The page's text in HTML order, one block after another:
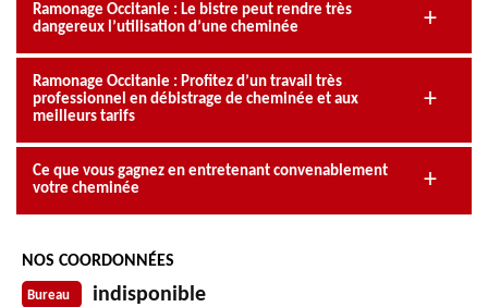
Ramonage Occitanie : Le bistre peut rendre très
dangereux l’utilisation d’une cheminée
Ramonage Occitanie : Profitez d’un travail très
professionnel en débistrage de cheminée et aux
meilleurs tarifs
Ce que vous gagnez en entretenant convenablement
votre cheminée
NOS COORDONNÉES
Bureau indisponible